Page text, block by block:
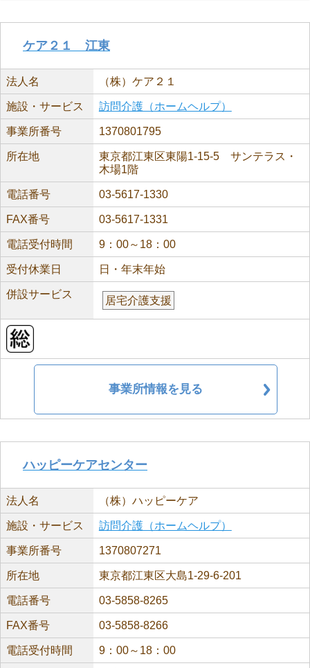
ケア２１ 江東
法人名 （株）ケア２１
施設・サービス 訪問介護（ホームヘルプ）
事業所番号 1370801795
所在地
東京都江東区東陽1-15-5 サンテラス・
木場1階
電話番号 03-5617-1330
FAX番号 03-5617-1331
電話受付時間 9：00～18：00
受付休業日 日・年末年始
併設サービス
居宅介護支援
事業所情報を見る
ハッピーケアセンター
法人名 （株）ハッピーケア
施設・サービス 訪問介護（ホームヘルプ）
事業所番号 1370807271
所在地 東京都江東区大島1-29-6-201
電話番号 03-5858-8265
FAX番号 03-5858-8266
電話受付時間 9：00～18：00